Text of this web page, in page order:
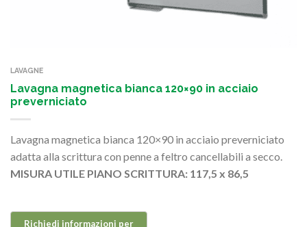
LAVAGNE
Lavagna magnetica bianca 120×90 in acciaio
preverniciato
Lavagna magnetica bianca 120×90 in acciaio preverniciato
adatta alla scrittura con penne a feltro cancellabili a secco.
MISURA UTILE PIANO SCRITTURA: 117,5 x 86,5